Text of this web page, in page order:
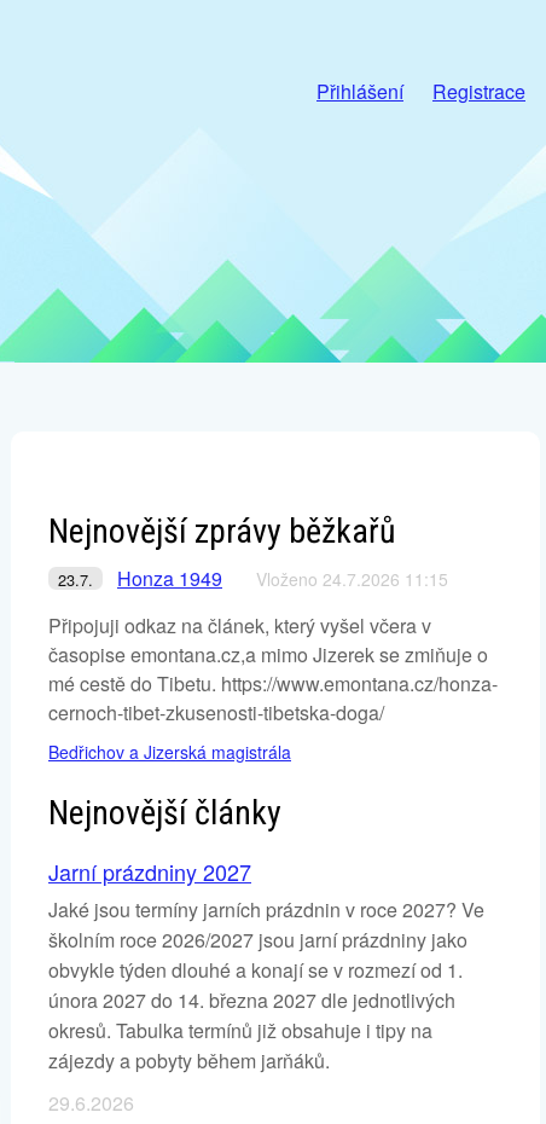
Přihlášení Registrace
Nejnovější zprávy běžkařů
23.7. Honza 1949 Vloženo 24.7.2026 11:15
Připojuji odkaz na článek, který vyšel včera v
časopise emontana.cz,a mimo Jizerek se zmiňuje o
mé cestě do Tibetu. https://www.emontana.cz/honza-
cernoch-tibet-zkusenosti-tibetska-doga/
Bedřichov a Jizerská magistrála
Nejnovější články
Jarní prázdniny 2027
Jaké jsou termíny jarních prázdnin v roce 2027? Ve
školním roce 2026/2027 jsou jarní prázdniny jako
obvykle týden dlouhé a konají se v rozmezí od 1.
února 2027 do 14. března 2027 dle jednotlivých
okresů. Tabulka termínů již obsahuje i tipy na
zájezdy a pobyty během jarňáků.
29.6.2026